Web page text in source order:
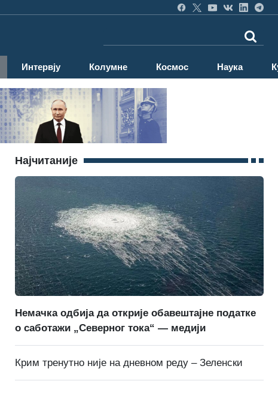
Интервју Колумне Космос Наука
Најчитаније
Немачка одбија да открије обавештајне податке
о саботажи „Северног тока“ — медији
Крим тренутно није на дневном реду – Зеленски